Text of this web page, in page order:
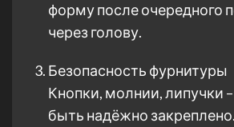
форму после очередного
через голову.
Безопасность фурнитуры
Кнопки, молнии, липучки
быть надёжно